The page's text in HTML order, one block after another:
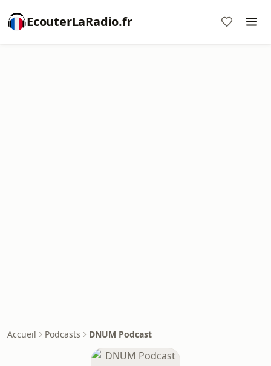
EcouterLaRadio.fr
Accueil Podcasts DNUM Podcast